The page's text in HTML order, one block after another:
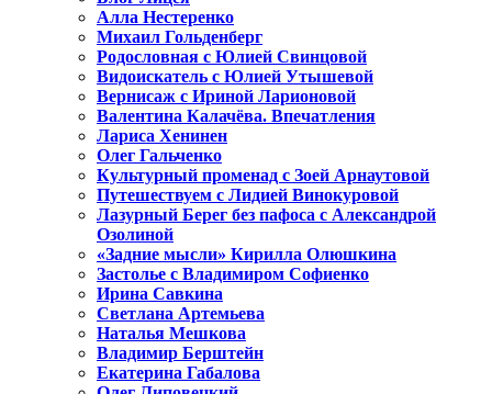
Алла Нестеренко
Михаил Гольденберг
Родословная с Юлией Свинцовой
Видоискатель с Юлией Утышевой
Вернисаж с Ириной Ларионовой
Валентина Калачёва. Впечатления
Лариса Хенинен
Олег Гальченко
Культурный променад с Зоей Арнаутовой
Путешествуем с Лидией Винокуровой
Лазурный Берег без пафоса с Александрой
Озолиной
«Задние мысли» Кирилла Олюшкина
Застолье с Владимиром Софиенко
Ирина Савкина
Светлана Артемьева
Наталья Мешкова
Владимир Берштейн
Екатерина Габалова